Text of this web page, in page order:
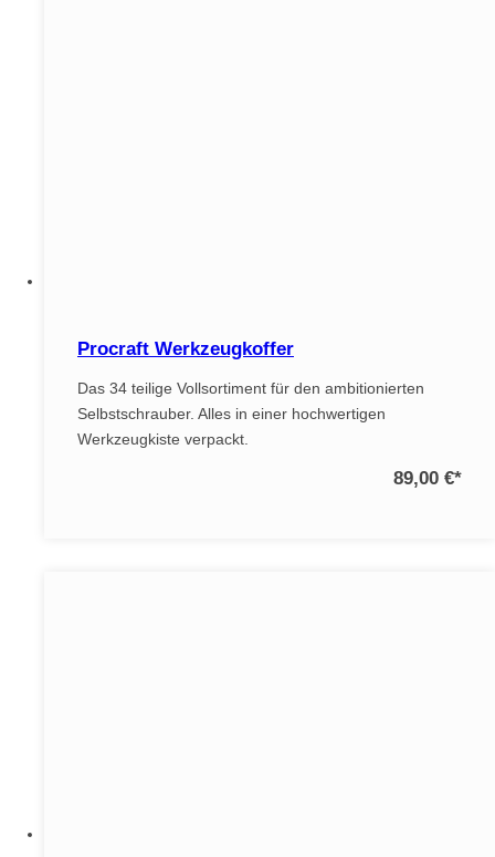
Procraft Werkzeugkoffer
Das 34 teilige Vollsortiment für den ambitionierten
Selbstschrauber. Alles in einer hochwertigen
Werkzeugkiste verpackt.
89,00 €*